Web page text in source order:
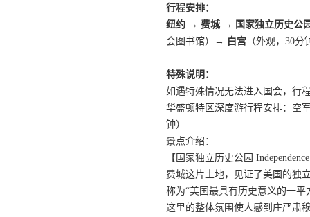
行程安排：
纽约 → 费城 → 国家独立历史公
会图书馆）
→ 白宫 （外观，30分
特殊说明：
如遇特殊情况无法进入国会，行
华盛顿特区深度游行程安排：空
钟）
景点介绍：
【国家独立历史公园
费城这片土地，见证了美国的独
称为“美国最具有历史意义的一
这里的整体氛围使人感到庄严肃